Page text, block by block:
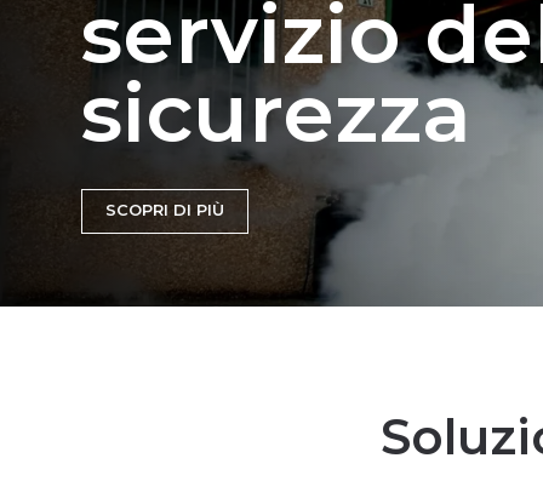
servizio
sicurezza
SCOPRI DI PIÙ